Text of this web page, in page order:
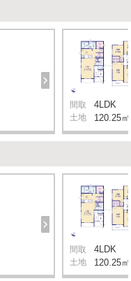
間取 4LDK
土地 120.25㎡
間取 4LDK
土地 120.25㎡